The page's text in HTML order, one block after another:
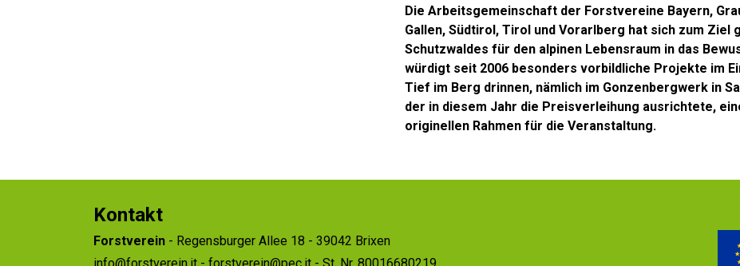
Die Arbeitsgemeinschaft der Forstvereine Bayern,
Gallen, Südtirol, Tirol und Vorarlberg hat sich zum Ziel
Schutzwaldes für den alpinen Lebensraum in das
würdigt seit 2006 besonders vorbildliche Projekte im
Tief im Berg drinnen, nämlich im Gonzenbergwerk in
der in diesem Jahr die Preisverleihung ausrichtete,
originellen Rahmen für die Veranstaltung.
Kontakt
Forstverein - Regensburger Allee 18 - 39042 Brixen